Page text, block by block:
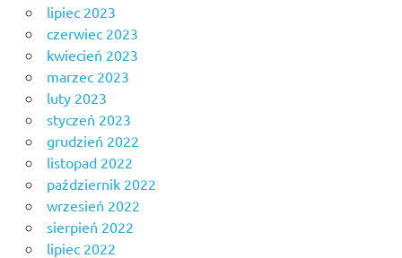
lipiec 2023
czerwiec 2023
kwiecień 2023
marzec 2023
luty 2023
styczeń 2023
grudzień 2022
listopad 2022
październik 2022
wrzesień 2022
sierpień 2022
lipiec 2022